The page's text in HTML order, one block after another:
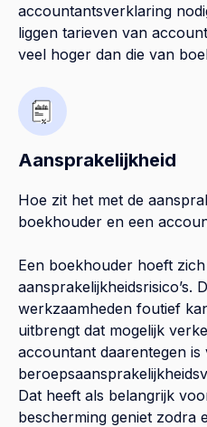
accountantsverklaring
liggen tarieven van
veel hoger dan die van
Aansprakelijkheid
Hoe zit het met de
boekhouder en een
Een boekhouder hoeft
aansprakelijkheidsrisico’s.
werkzaamheden foutief
uitbrengt dat mogelijk
accountant daarentegen
Dat heeft als belangrijk
bescherming geniet zodra